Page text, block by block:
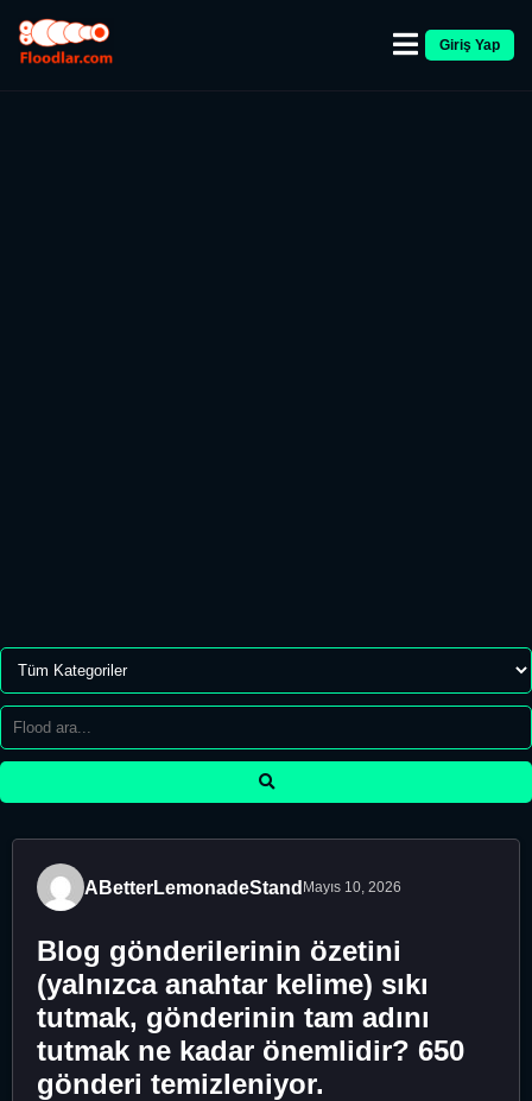
Giriş Yap
ABetterLemonadeStand Mayıs 10, 2026
Blog gönderilerinin özetini
(yalnızca anahtar kelime) sıkı
tutmak, gönderinin tam adını
tutmak ne kadar önemlidir? 650
gönderi temizleniyor.